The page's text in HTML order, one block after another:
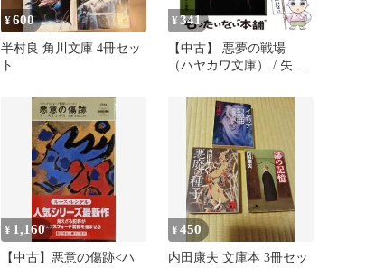
¥600
半村良 角川文庫 4冊セッ
ト
¥ 341
【中古】 悪夢の戦場
（ハヤカワ文庫） / 矢野
¥ 1,160
【中古】悪意の傷跡<ハ
¥450
内田康夫 文庫本 3冊セッ